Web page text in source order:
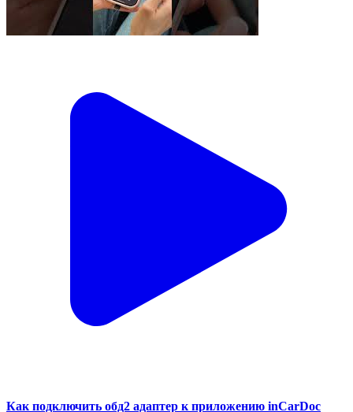
Как подключить обд2 адаптер к приложению inCarDoc